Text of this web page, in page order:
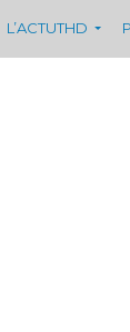
L’ACTUTHD